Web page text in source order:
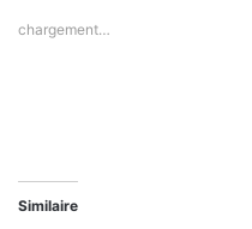
chargement…
Similaire